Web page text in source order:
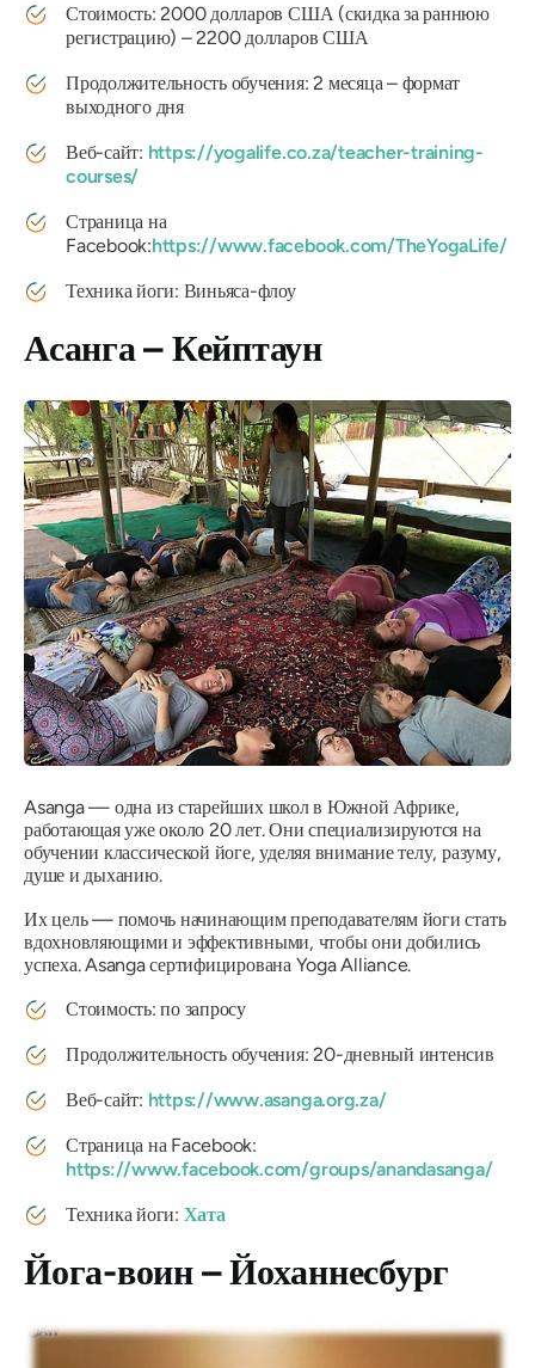
Стоимость: 2000 долларов США (скидка за раннюю
регистрацию) – 2200 долларов США
Продолжительность обучения: 2 месяца – формат
выходного дня
Веб-сайт: https://yogalife.co.za/teacher-training-
courses/
Страница на
Facebook:https://www.facebook.com/TheYogaLife/
Техника йоги: Виньяса-флоу
Асанга – Кейптаун
Asanga — одна из старейших школ в Южной Африке,
работающая уже около 20 лет. Они специализируются на
обучении классической йоге, уделяя внимание телу, разуму,
душе и дыханию.
Их цель — помочь начинающим преподавателям йоги стать
вдохновляющими и эффективными, чтобы они добились
успеха. Asanga сертифицирована Yoga Alliance.
Стоимость: по запросу
Продолжительность обучения: 20-дневный интенсив
Веб-сайт: https://www.asanga.org.za/
Страница на Facebook:
https://www.facebook.com/groups/anandasanga/
Техника йоги: Хата
Йога-воин – Йоханнесбург